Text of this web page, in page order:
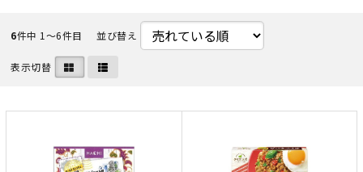
6件中 1〜6件目 並び替え
表示切替